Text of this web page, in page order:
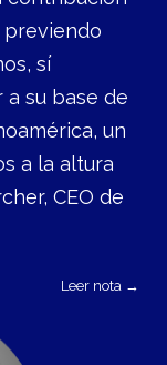
previendo
sí
su base de
un
a la altura
CEO de
Leer nota →